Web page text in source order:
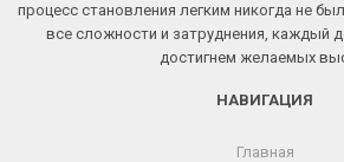
процесс становления легким никогда не
все сложности и затруднения, каждый
достигнем желаемых
НАВИГАЦИЯ
Главная